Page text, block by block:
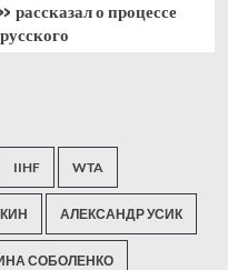
о процессе
IIHF WTA
АЛЕКСАНДР УСИК
СОБОЛЕНКО